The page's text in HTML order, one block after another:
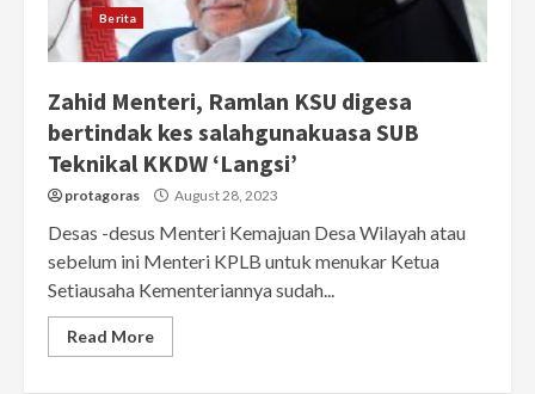
Berita
Zahid Menteri, Ramlan KSU digesa
bertindak kes salahgunakuasa SUB
Teknikal KKDW ‘Langsi’
protagoras August 28, 2023
Desas -desus Menteri Kemajuan Desa Wilayah atau
sebelum ini Menteri KPLB untuk menukar Ketua
Setiausaha Kementeriannya sudah...
Read More